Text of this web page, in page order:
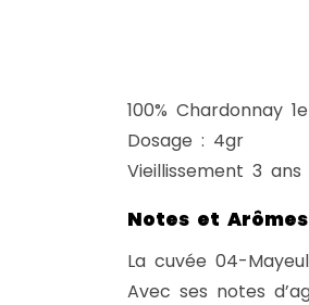
100% Chardonnay
Dosage : 4gr
Vieillissement 3
Notes et
La cuvée 04-
Avec ses notes